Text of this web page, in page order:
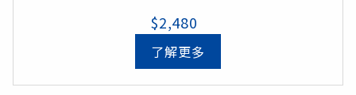
$2,480
了解更多